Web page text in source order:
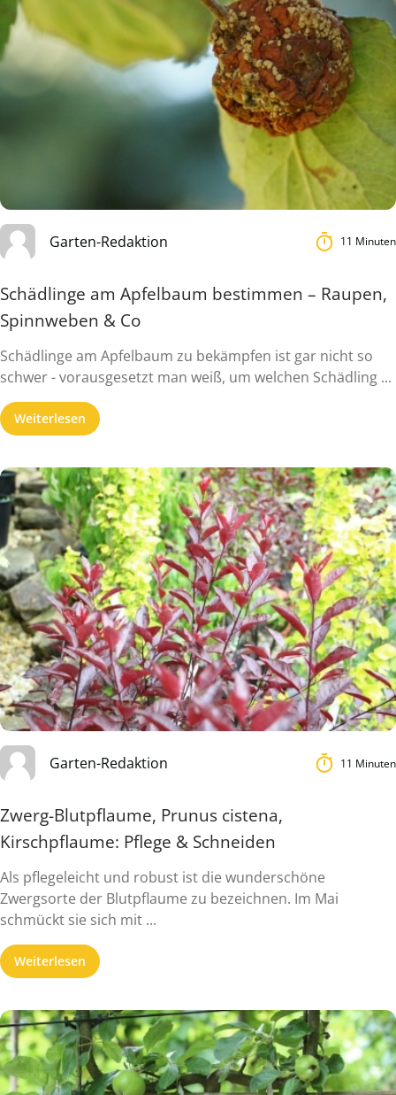
Garten-Redaktion 11 Minuten
Schädlinge am Apfelbaum bestimmen – Raupen,
Spinnweben & Co
Schädlinge am Apfelbaum zu bekämpfen ist gar nicht so
schwer - vorausgesetzt man weiß, um welchen Schädling ...
Weiterlesen
Garten-Redaktion 11 Minuten
Zwerg-Blutpflaume, Prunus cistena,
Kirschpflaume: Pflege & Schneiden
Als pflegeleicht und robust ist die wunderschöne
Zwergsorte der Blutpflaume zu bezeichnen. Im Mai
schmückt sie sich mit ...
Weiterlesen